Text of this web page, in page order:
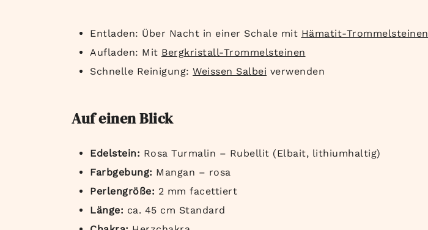
Entladen: Über Nacht in einer Schale mit Hämatit-Trommelsteinen
Aufladen: Mit Bergkristall-Trommelsteinen
Schnelle Reinigung: Weissen Salbei verwenden
Auf einen Blick
Edelstein: Rosa Turmalin – Rubellit (Elbait, lithiumhaltig)
Farbgebung: Mangan – rosa
Perlengröße: 2 mm facettiert
Länge: ca. 45 cm Standard